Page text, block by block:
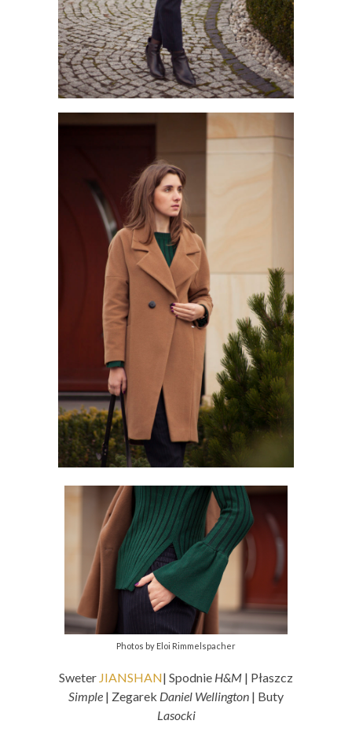
Photos by Eloi Rimmelspacher
Sweter JIANSHAN| Spodnie H&M | Płaszcz
Simple | Zegarek Daniel Wellington | Buty
Lasocki